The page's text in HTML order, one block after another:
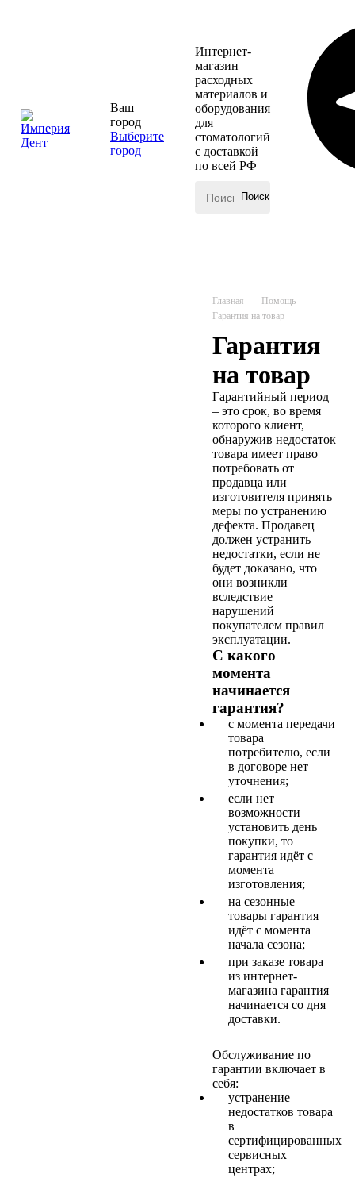
Ваш
город
Выберите
город
Интернет-
магазин
расходных
материалов и
оборудования
для
стоматологий
с доставкой
по всей РФ
Главная - Помощь
-
Гарантия на товар
Гарантия
на товар
Гарантийный период
– это срок, во время
которого клиент,
обнаружив недостаток
товара имеет право
потребовать от
продавца или
изготовителя принять
меры по устранению
дефекта. Продавец
должен устранить
недостатки, если не
будет доказано, что
они возникли
вследствие
нарушений
покупателем правил
эксплуатации.
С какого
момента
начинается
гарантия?
с момента передачи
товара
потребителю, если
в договоре нет
уточнения;
если нет
возможности
установить день
покупки, то
гарантия идёт с
момента
изготовления;
на сезонные
товары гарантия
идёт с момента
начала сезона;
при заказе товара
из интернет-
магазина гарантия
начинается со дня
доставки.
Обслуживание по
гарантии включает в
себя:
устранение
недостатков товара
в
сертифицированных
сервисных
центрах;